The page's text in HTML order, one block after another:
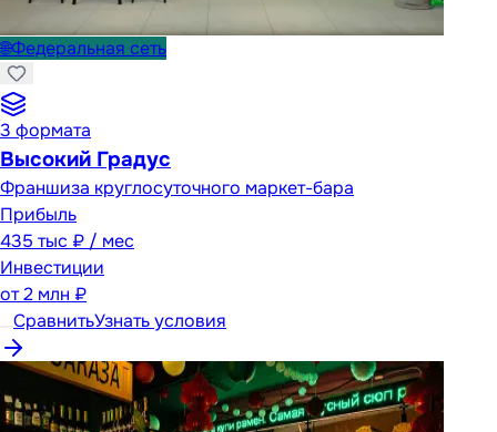
🌐Федеральная сеть
3 формата
Высокий Градус
Франшиза круглосуточного маркет-бара
Прибыль
435 тыс ₽ / мес
Инвестиции
от2 млн ₽
СравнитьУзнать условия